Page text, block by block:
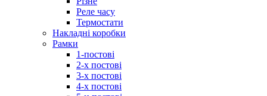
Реле часу
Термостати
Накладні коробки
Рамки
1-постові
2-х постові
3-х постові
4-х постові